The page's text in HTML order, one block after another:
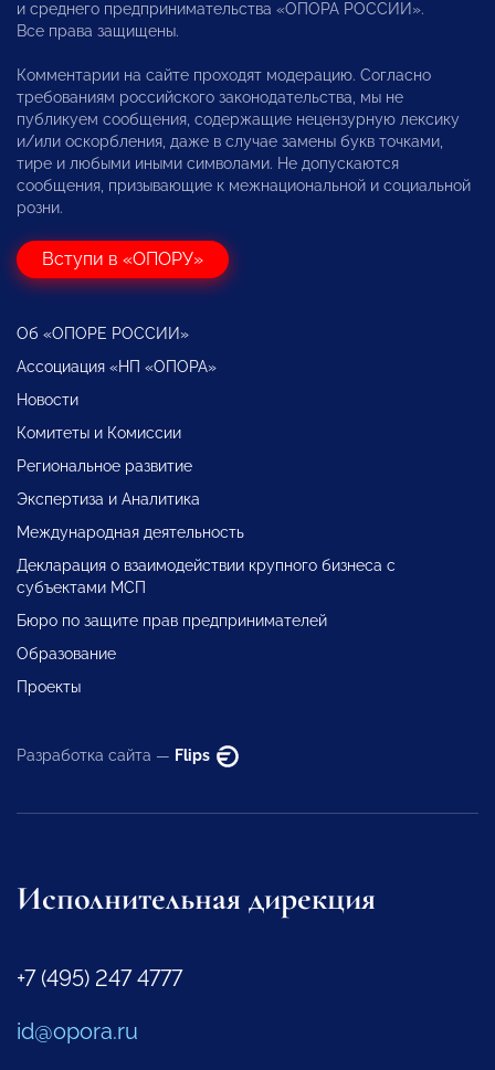
и среднего предпринимательства «ОПОРА РОССИИ».
Все права защищены.
Комментарии на сайте проходят модерацию. Согласно
требованиям российского законодательства, мы не
публикуем сообщения, содержащие нецензурную лексику
и/или оскорбления, даже в случае замены букв точками,
тире и любыми иными символами. Не допускаются
сообщения, призывающие к межнациональной и социальной
розни.
Вступи в «ОПОРУ»
Об «ОПОРЕ РОССИИ»
Ассоциация «НП «ОПОРА»
Новости
Комитеты и Комиссии
Региональное развитие
Экспертиза и Аналитика
Международная деятельность
Декларация о взаимодействии крупного бизнеса с
субъектами МСП
Бюро по защите прав предпринимателей
Образование
Проекты
Разработка сайта — Flips
Исполнительная дирекция
+7 (495) 247 4777
id@opora.ru